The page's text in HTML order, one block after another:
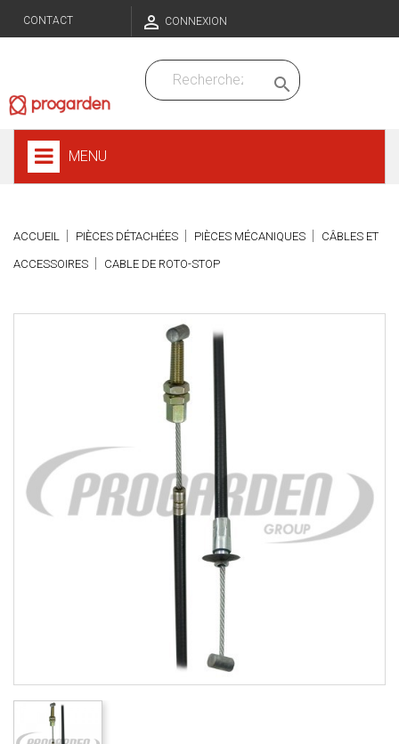
CONTACT  CONNEXION

MENU
ACCUEIL PIÈCES DÉTACHÉES PIÈCES MÉCANIQUES CÂBLES ET
ACCESSOIRES CABLE DE ROTO-STOP